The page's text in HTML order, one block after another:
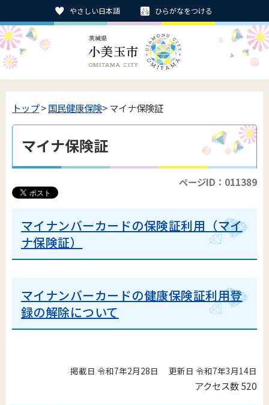
やさしい日本語 ひらがなをつける
トップ>国民健康保険> マイナ保険証
マイナ保険証
ページID：011389
マイナンバーカードの保険証利用（マイ
ナ保険証）
マイナンバーカードの健康保険証利用登
録の解除について
掲載日 令和7年2月28日 更新日 令和7年3月14日
アクセス数520